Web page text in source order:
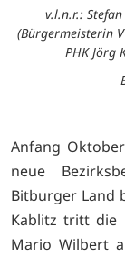
v.l.n.r.:
(Bürgermeisterin
PHK Jörg
Anfang
neue
Bitburger Land
Kablitz tritt die
Mario Wilbert